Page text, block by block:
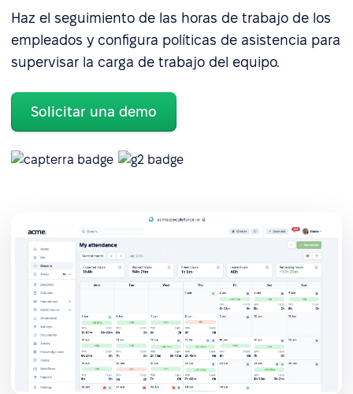
Haz el seguimiento de las horas de trabajo de los
empleados y configura políticas de asistencia para
supervisar la carga de trabajo del equipo.
Solicitar una demo